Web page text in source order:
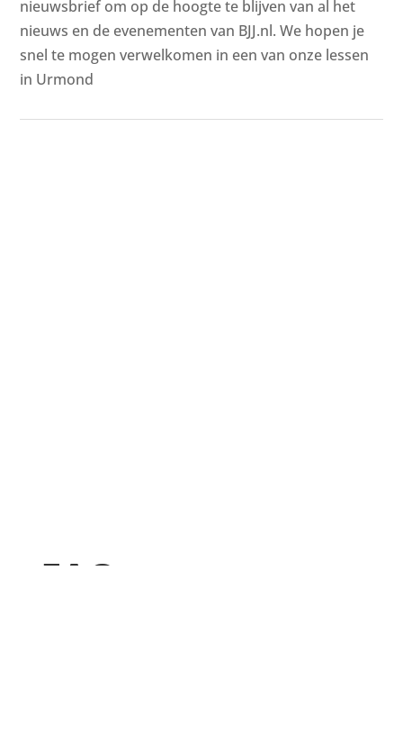
nieuwsbrief om op de hoogte te blijven van al het
nieuws en de evenementen van BJJ.nl. We hopen je
snel te mogen verwelkomen in een van onze lessen
in Urmond
FAQ